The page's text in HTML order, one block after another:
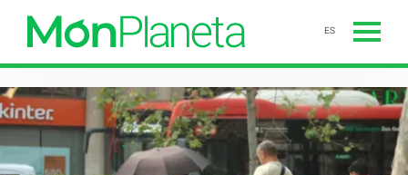
ES